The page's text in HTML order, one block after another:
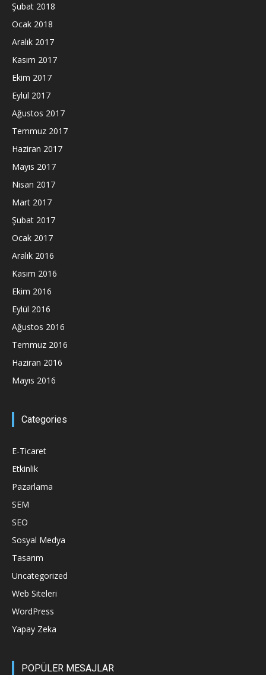
Şubat 2018
Ocak 2018
Aralık 2017
Kasım 2017
Ekim 2017
Eylül 2017
Ağustos 2017
Temmuz 2017
Haziran 2017
Mayıs 2017
Nisan 2017
Mart 2017
Şubat 2017
Ocak 2017
Aralık 2016
Kasım 2016
Ekim 2016
Eylül 2016
Ağustos 2016
Temmuz 2016
Haziran 2016
Mayıs 2016
Categories
E-Ticaret
Etkinlik
Pazarlama
SEM
SEO
Sosyal Medya
Tasarım
Uncategorized
Web Siteleri
WordPress
Yapay Zeka
POPÜLER MESAJLAR